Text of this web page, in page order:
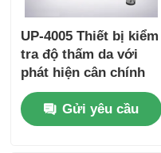
UP-4005 Thiết bị kiểm
tra độ thấm da với
phát hiện cân chính
xác và kiểm soát độ
ẩm và nhiệt độ liên
tục cho thiết bị thử
Gửi yêu cầu